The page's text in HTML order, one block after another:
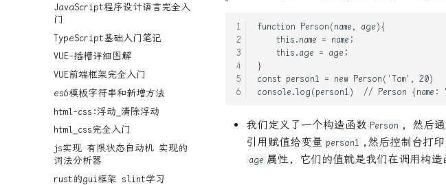
JavaScript程序设计语言完全入
门
TypeScript基础入门笔记
VUE-插槽详细图解
VUE前端框架完全入门
es6模板字符串和新增方法
html-css:浮动_清除浮动
html_css完全入门
js实现 有限状态自动机 实现的
词法分析器
rust的gui框架 slint学习
我们定义了一个构造函数 Person , 然后
引用赋值给变量 person1 ,然后控制台打印
age 属性, 它们的值就是我们在调用构造